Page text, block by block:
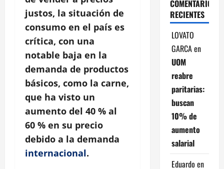
justos, la situación de
consumo en el país es
crítica, con una
notable baja en la
demanda de productos
básicos, como la carne,
que ha visto un
aumento del 40 % al
60 % en su precio
debido a la demanda
internacional.
COMENTARIOS
RECIENTES
LOVATO
GARCAen
UOM
reabre
paritarias:
buscan
10% de
aumento
salarial
Eduardo en